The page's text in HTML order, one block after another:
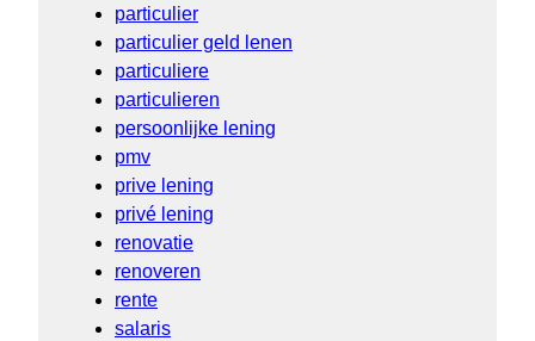
particulier
particulier geld lenen
particuliere
particulieren
persoonlijke lening
pmv
prive lening
privé lening
renovatie
renoveren
rente
salaris